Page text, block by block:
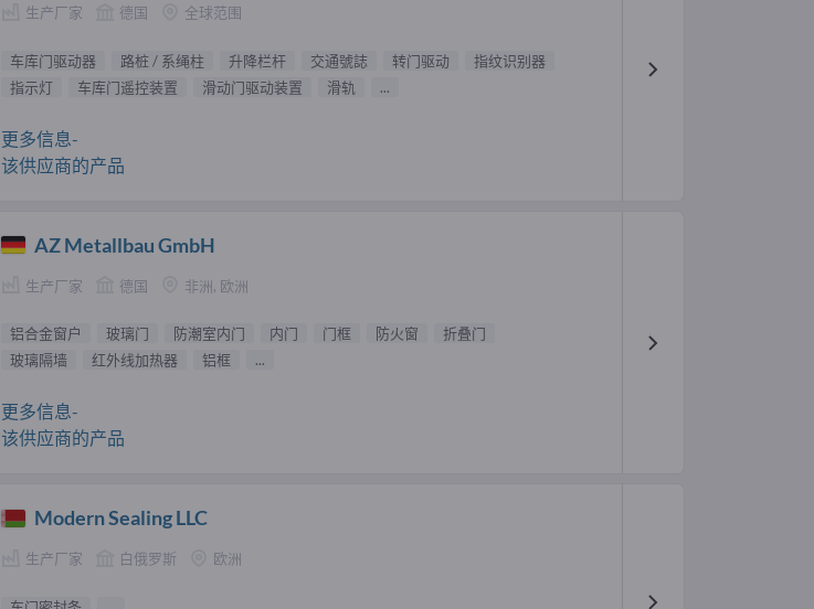
生产厂家 德国 全球范围
车库门驱动器 路桩 / 系绳柱 升降栏杆 交通號誌 转门驱动
指纹识别器
指示灯
车库门遥控装置 滑动门驱动装置 滑轨 ...
更多信息-
该供应商的产品
AZ Metallbau GmbH
生产厂家 德国 非洲, 欧洲
铝合金窗户 玻璃门 防潮室内门 内门 门框 防火窗
折叠门
玻璃隔墙
红外线加热器 铝框 ...
更多信息-
该供应商的产品
Modern Sealing LLC
生产厂家 白俄罗斯 欧洲